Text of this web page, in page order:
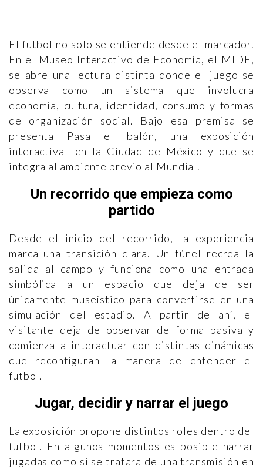
El futbol no solo se entiende desde el marcador.
En el Museo Interactivo de Economía, el MIDE,
se abre una lectura distinta donde el juego se
observa como un sistema que involucra
economía, cultura, identidad, consumo y formas
de organización social. Bajo esa premisa se
presenta Pasa el balón, una exposición
interactiva en la Ciudad de México y que se
integra al ambiente previo al Mundial.
Un recorrido que empieza como
partido
Desde el inicio del recorrido, la experiencia
marca una transición clara. Un túnel recrea la
salida al campo y funciona como una entrada
simbólica a un espacio que deja de ser
únicamente museístico para convertirse en una
simulación del estadio. A partir de ahí, el
visitante deja de observar de forma pasiva y
comienza a interactuar con distintas dinámicas
que reconfiguran la manera de entender el
futbol.
Jugar, decidir y narrar el juego
La exposición propone distintos roles dentro del
futbol. En algunos momentos es posible narrar
jugadas como si se tratara de una transmisión en